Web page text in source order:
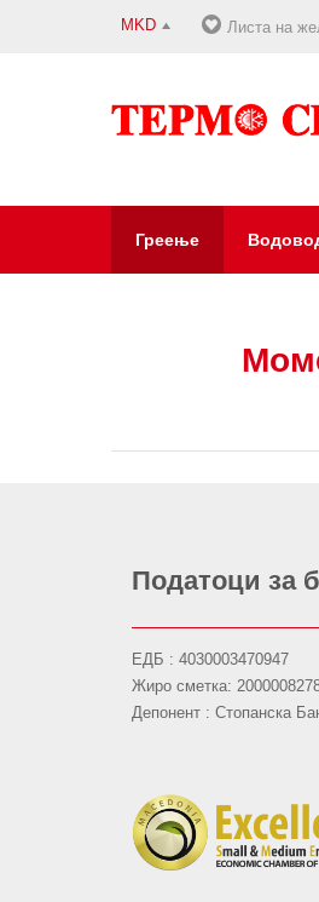
MKD Листа на
Греење
Податоци за
ЕДБ : 4030003470947
Жиро сметка:
Депонент : Стопанска